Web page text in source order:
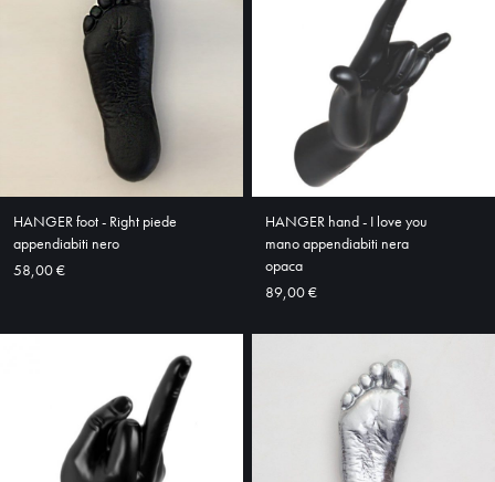
HANGER foot - Right piede
appendiabiti nero
58,00 €
HANGER hand - I love you
mano appendiabiti nera
opaca
89,00 €